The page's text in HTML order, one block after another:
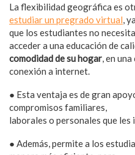
La flexibilidad geográfica es
estudiar un pregrado virtual, ya
que los estudiantes no
acceder a una educación de
comodidad de su hogar, en
conexión a internet.
● Esta ventaja es de gran
compromisos familiares,
laborales o personales que
● Además, permite a los